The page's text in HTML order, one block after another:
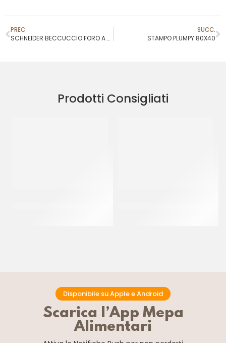
PREC
SCHNEIDER BECCUCCIO FORO A STELLA MM 8
SUCC.
STAMPO PLUMPY 80X40
Prodotti Consigliati
Disponibile su Apple e Android
Scarica l’App Mepa
Alimentari